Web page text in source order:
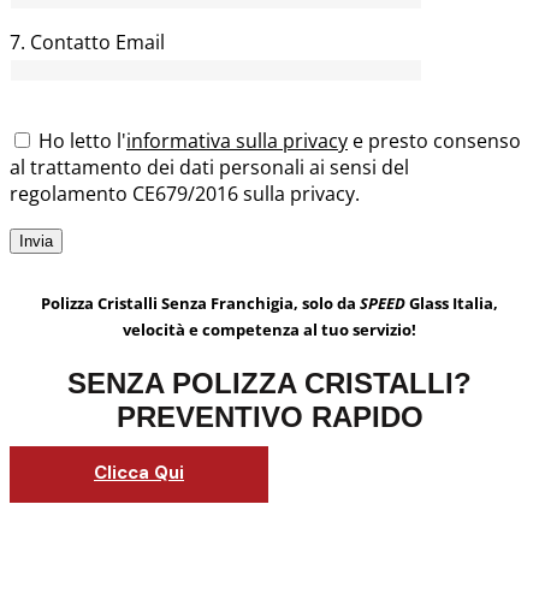
7. Contatto Email
Ho letto l'informativa sulla privacy e presto consenso
al trattamento dei dati personali ai sensi del
regolamento CE679/2016 sulla privacy.
Polizza Cristalli Senza Franchigia, solo da SPEEDGlass Italia,
velocità e competenza al tuo servizio!
SENZA POLIZZA CRISTALLI?
PREVENTIVO RAPIDO
Clicca Qui